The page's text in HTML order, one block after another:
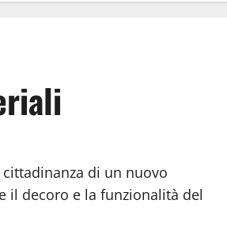
di un nuovo
il decoro e la funzionalità del